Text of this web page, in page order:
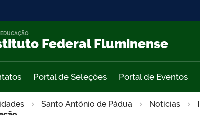
Federal Fluminense
Portal de Seleções Portal de Eventos
Santo Antônio de Pádua Notícias